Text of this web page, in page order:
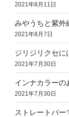
2021年8月11日
みやうちと紫外
2021年8月7日
ジリジリクセに
2021年7月30日
インナカラー
2021年7月30日
ストレートパー